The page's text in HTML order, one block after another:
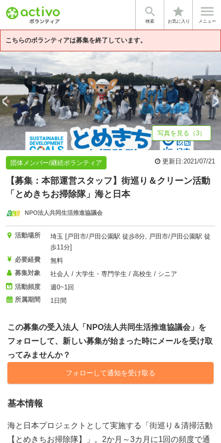

検索
star
お気に入り

メニュー
こちらのボランティアは募集を終了しています。
基本情報 募集詳細 法人情報
写真を見る（3）
団体メンバー/継続ボランティア 更新日:2021/07/21
【募集：本部運営スタッフ】街巡り＆クリーン活動
「とめきちお掃除隊」海と日本
NPO法人共同生活推進協議会
活動場所
埼玉 [戸田市/戸田公園駅 徒歩8分, 戸田市/戸田公園駅 徒
歩11分]
必要経費
無料
募集対象
社会人 / 大学生・専門学生 / 高校生 / シニア
活動頻度
週0~1回
所属期間
1日間
この募集の受入法人「NPO法人共同生活推進協議会」を
フォローして、新しい募集が始まった時にメールを受け取
ってみませんか？
フォローして通知を受け取る
基本情報
海と日本プロジェクトとして実施する「街巡り＆清掃活動
【とめきちお掃除隊】」。2か月～3カ月に1回の頻度で通